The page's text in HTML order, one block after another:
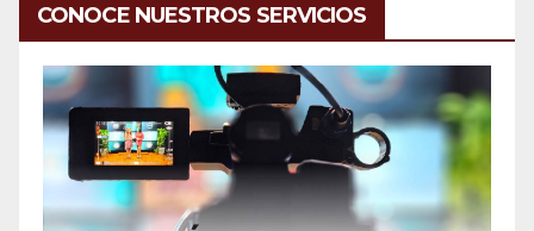
CONOCE NUESTROS SERVICIOS